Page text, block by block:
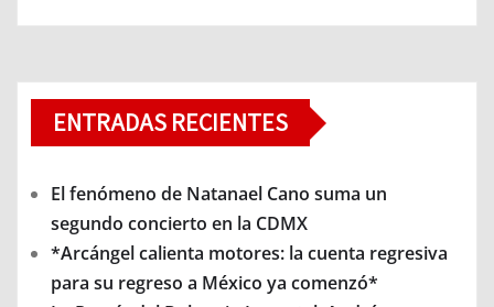
ENTRADAS RECIENTES
El fenómeno de Natanael Cano suma un
segundo concierto en la CDMX
*Arcángel calienta motores: la cuenta regresiva
para su regreso a México ya comenzó*